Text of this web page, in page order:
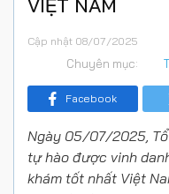
VIỆT NAM
Cập nhật 08/07/2025
Chuyên mục:
Facebook
Ngày 05/07/2025,
tự hào được vinh
khám tốt nhất Việt